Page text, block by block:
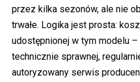
przez kilka sezonów, ale nie
trwałe. Logika jest prosta:
udostępnionej w tym modelu
technicznie sprawnej,
autoryzowany serwis